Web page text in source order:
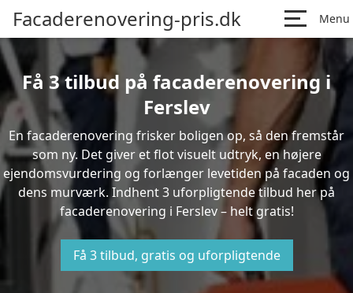
Facaderenovering-pris.dk Menu
Få 3 tilbud på facaderenovering i
Ferslev
En facaderenovering frisker boligen op, så den fremstår
som ny. Det giver et flot visuelt udtryk, en højere
ejendomsvurdering og forlænger levetiden på facaden og
dens murværk. Indhent 3 uforpligtende tilbud her på
facaderenovering i Ferslev – helt gratis!
Få 3 tilbud, gratis og uforpligtende